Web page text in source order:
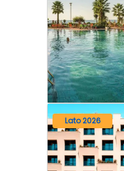
Lato 2026